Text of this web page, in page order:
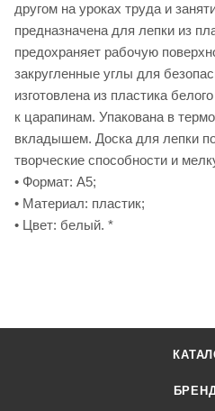
другом на уроках труда и
предназначена для лепки из
предохраняет рабочую
закругленные углы для
изготовлена из пластика
к царапинам. Упакована в
вкладышем. Доска для лепки
творческие способности и
• Формат: А5;
• Материал: пластик;
• Цвет: белый. *